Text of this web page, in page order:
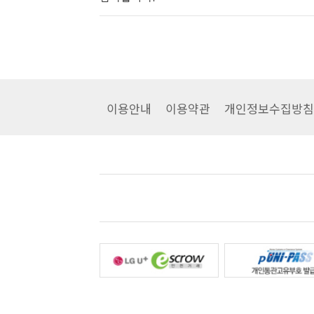
이용안내 이용약관 개인정보수집방침